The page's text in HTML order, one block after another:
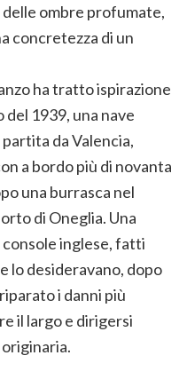
ombre profumate,
concretezza di un
ha tratto ispirazione
del 1939, una nave
da Valencia,
a bordo più di novanta
una burrasca nel
di Oneglia. Una
inglese, fatti
lo desideravano, dopo
i danni più
il largo e dirigersi